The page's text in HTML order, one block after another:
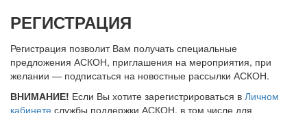
РЕГИСТРАЦИЯ
Регистрация позволит Вам получать специальные
предложения АСКОН, приглашения на мероприятия, при
желании — подписаться на новостные рассылки АСКОН.
ВНИМАНИЕ! Если Вы хотите зарегистрироваться в Личном
кабинете службы поддержки АСКОН, в том числе для